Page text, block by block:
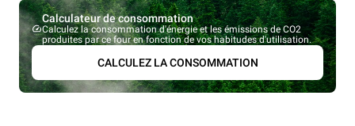
Calculateur de consommation
Calculez la consommation d'énergie et les émissions de CO2
produites par ce four en fonction de vos habitudes d'utilisation.
CALCULEZ LA CONSOMMATION